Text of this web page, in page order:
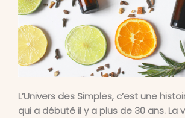
L’Univers des Simples, c’est une
qui a débuté il y a plus de 30 ans. La